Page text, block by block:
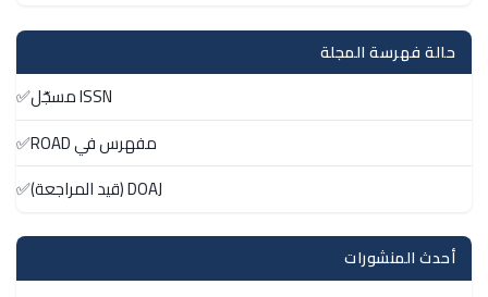
حالة فهرسة المجلة
✅
ISSN مسجّل
✅
مفهرس في ROAD
✅
DOAJ (قيد المراجعة)
أحدث المنشورات